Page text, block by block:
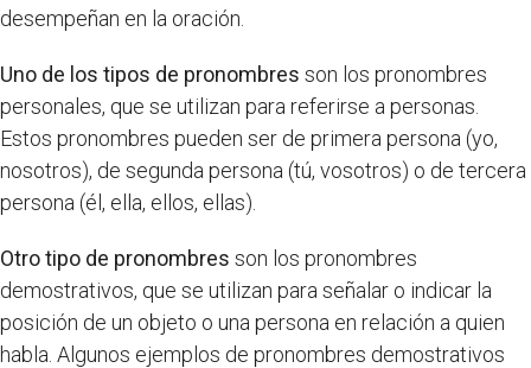
desempeñan en la oración.
Uno de los tipos de pronombres son los pronombres
personales, que se utilizan para referirse a personas.
Estos pronombres pueden ser de primera persona (yo,
nosotros), de segunda persona (tú, vosotros) o de tercera
persona (él, ella, ellos, ellas).
Otro tipo de pronombres son los pronombres
demostrativos, que se utilizan para señalar o indicar la
posición de un objeto o una persona en relación a quien
habla. Algunos ejemplos de pronombres demostrativos